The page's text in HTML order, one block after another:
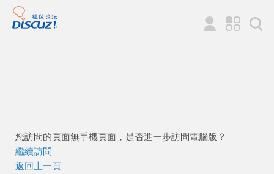
您訪問的頁面無手機頁面，是否進一步訪問電腦版？
繼續訪問
返回上一頁